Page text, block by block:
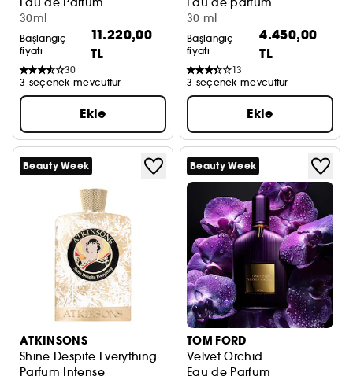
30ml
Başlangıç
fiyatı
11.220,00
TL
30
3 seçenek mevcuttur
Ekle
30 ml
Başlangıç
fiyatı
4.450,00
TL
13
3 seçenek mevcuttur
Ekle
Beauty Week
ATKINSONS
Shine Despite Everything
Parfum Intense
Beauty Week
TOM FORD
Velvet Orchid
Eau de Parfum